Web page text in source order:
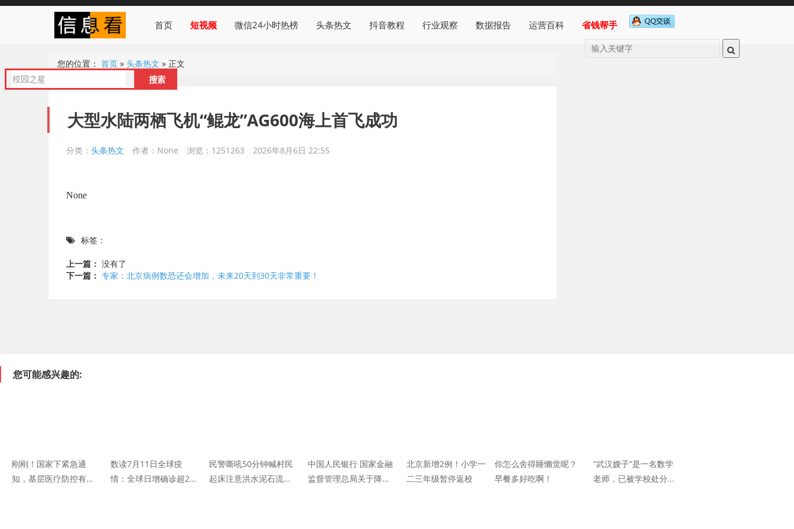
首页 短视频 微信24小时热榜 头条热文 抖音教程 行业观察 数据报告 运营百科 省钱帮手
您的位置： 首页 » 头条热文 » 正文
大型水陆两栖飞机“鲲龙”AG600海上首飞成功
分类： 头条热文 作者：None 浏览：1251263 2026年8月6日 22:55
None
标签：
上一篇： 没有了
下一篇： 专家：北京病例数恐还会增加，未来20天到30天非常重要！
您可能感兴趣的:
刚刚！国家下紧急通
知，基层医疗防控有新
数读7月11日全球疫
情：全球日增确诊超22
民警嘶吼50分钟喊村民
起床注意洪水泥石流，
中国人民银行 国家金融
监督管理总局关于降低
北京新增2例！小学一
二三年级暂停返校
你怎么舍得睡懒觉呢？
早餐多好吃啊！
“武汉嫂子”是一名数学
老师，已被学校处分？